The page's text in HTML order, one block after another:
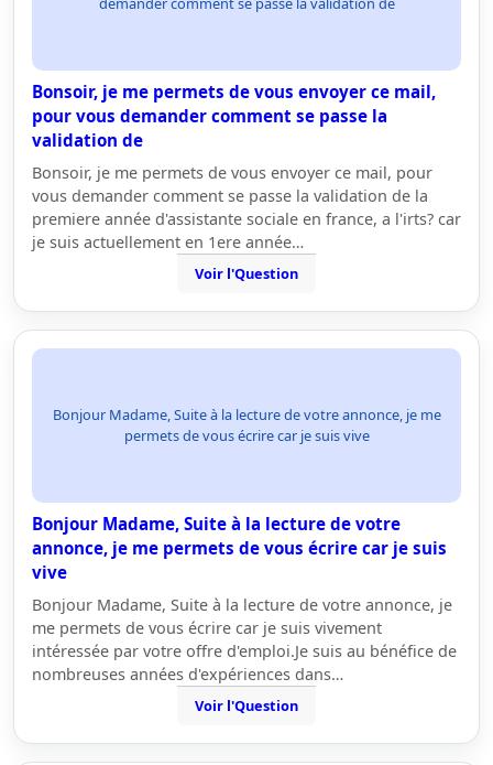
Bonsoir, je me permets de vous envoyer ce mail,
pour vous demander comment se passe la
validation de
Bonsoir, je me permets de vous envoyer ce mail, pour
vous demander comment se passe la validation de la
premiere année d'assistante sociale en france, a l'irts? car
je suis actuellement en 1ere année…
Voir l'Question
Bonjour Madame, Suite à la lecture de votre annonce, je me
permets de vous écrire car je suis vive
Bonjour Madame, Suite à la lecture de votre
annonce, je me permets de vous écrire car je suis
vive
Bonjour Madame, Suite à la lecture de votre annonce, je
me permets de vous écrire car je suis vivement
intéressée par votre offre d'emploi.Je suis au bénéfice de
nombreuses années d'expériences dans…
Voir l'Question